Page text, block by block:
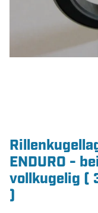
ENDURO -
vollkugelig (
)